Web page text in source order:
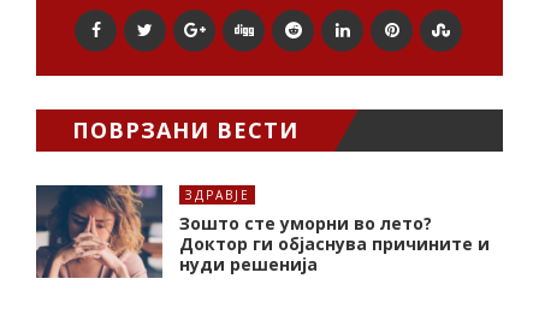
ПОВРЗАНИ ВЕСТИ
ЗДРАВЈЕ
Зошто сте уморни во лето?
Доктор ги објаснува причините и
нуди решенија